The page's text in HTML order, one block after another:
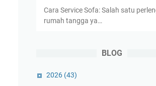
Cara Service Sofa: Salah satu
rumah tangga ya…
BLOG
2026 (43)